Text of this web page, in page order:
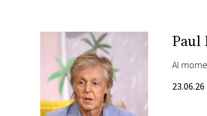
NEWS
FOTO
Paul
Al
23.06.26